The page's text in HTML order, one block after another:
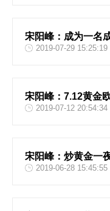
宋阳峰：成为一名
2019-07-29 15:25:19
宋阳峰：7.12黄金
2019-07-12 20:54:34
宋阳峰：炒黄金一
2019-06-28 15:45:55